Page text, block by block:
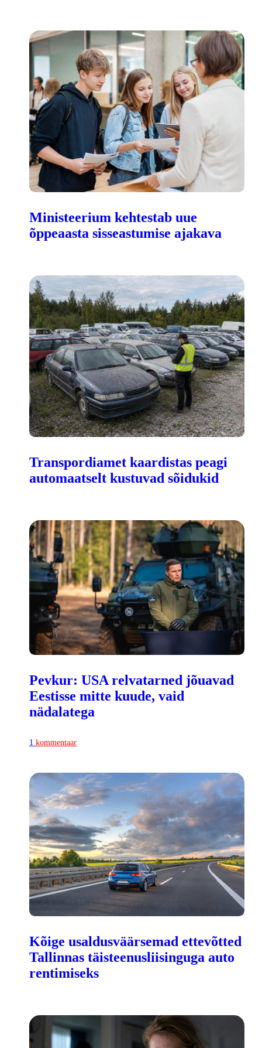
Ministeerium kehtestab uue
õppeaasta sisseastumise ajakava
Transpordiamet kaardistas peagi
automaatselt kustuvad sõidukid
Pevkur: USA relvatarned jõuavad
Eestisse mitte kuude, vaid
nädalatega
1 kommentaar
Kõige usaldusväärsemad ettevõtted
Tallinnas täisteenusliisinguga auto
rentimiseks